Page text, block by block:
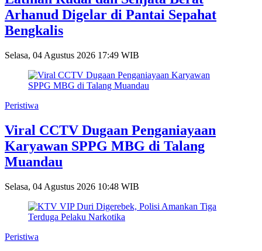
Arhanud Digelar di Pantai Sepahat
Bengkalis
Selasa, 04 Agustus 2026 17:49 WIB
Peristiwa
Viral CCTV Dugaan Penganiayaan
Karyawan SPPG MBG di Talang
Muandau
Selasa, 04 Agustus 2026 10:48 WIB
Peristiwa